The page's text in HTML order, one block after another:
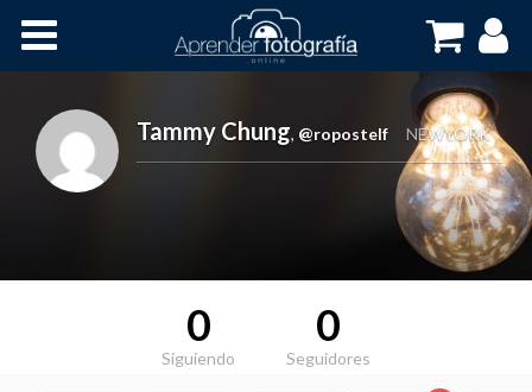
Cursos OnLine
Tammy Chung, @ropostelf NEWYORK
0
Siguiendo
0
Seguidores